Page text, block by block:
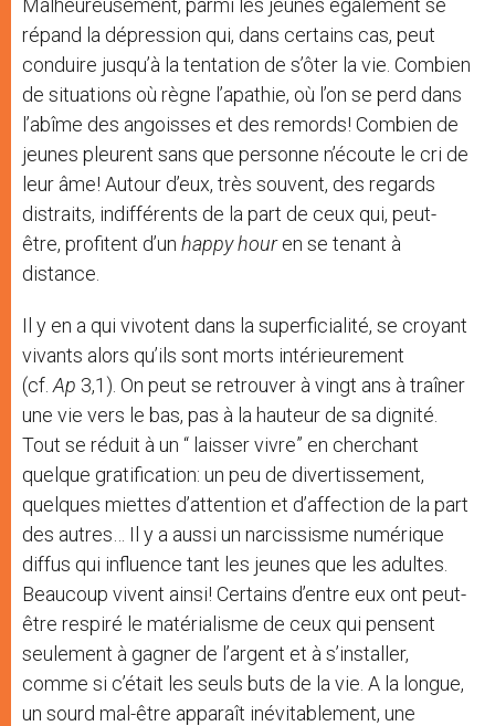
Malheureusement, parmi les jeunes également se
répand la dépression qui, dans certains cas, peut
conduire jusqu’à la tentation de s’ôter la vie. Combien
de situations où règne l’apathie, où l’on se perd dans
l’abîme des angoisses et des remords! Combien de
jeunes pleurent sans que personne n’écoute le cri de
leur âme! Autour d’eux, très souvent, des regards
distraits, indifférents de la part de ceux qui, peut-
être, profitent d’un happy houren se tenant à
distance.
Il y en a qui vivotent dans la superficialité, se croyant
vivants alors qu’ils sont morts intérieurement
(cf. Ap 3,1). On peut se retrouver à vingt ans à traîner
une vie vers le bas, pas à la hauteur de sa dignité.
Tout se réduit à un “ laisser vivre” en cherchant
quelque gratification: un peu de divertissement,
quelques miettes d’attention et d’affection de la part
des autres… Il y a aussi un narcissisme numérique
diffus qui influence tant les jeunes que les adultes.
Beaucoup vivent ainsi! Certains d’entre eux ont peut-
être respiré le matérialisme de ceux qui pensent
seulement à gagner de l’argent et à s’installer,
comme si c’était les seuls buts de la vie. A la longue,
un sourd mal-être apparaît inévitablement, une